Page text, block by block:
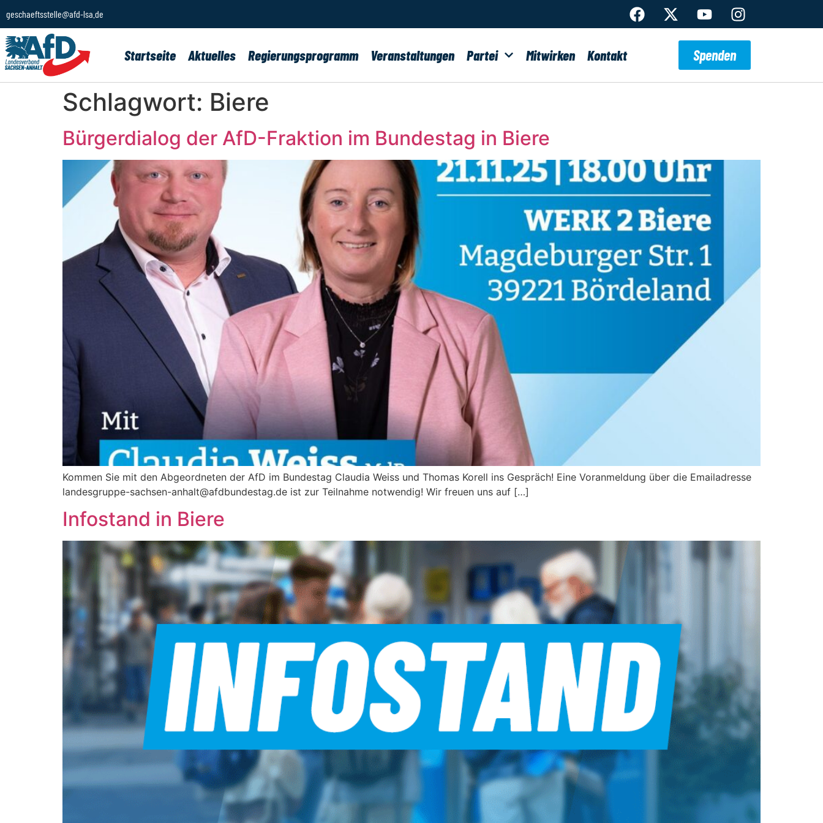
geschaeftsstelle@afd-lsa.de
Startseite Aktuelles Regierungsprogramm Veranstaltungen Partei Mitwirken Kontakt Spenden
Schlagwort: Biere
Bürgerdialog der AfD-Fraktion im Bundestag in Biere
Kommen Sie mit den Abgeordneten der AfD im Bundestag Claudia Weiss und Thomas Korell ins Gespräch! Eine Voranmeldung über die Emailadresse
landesgruppe-sachsen-anhalt@afdbundestag.de ist zur Teilnahme notwendig! Wir freuen uns auf […]
Infostand in Biere